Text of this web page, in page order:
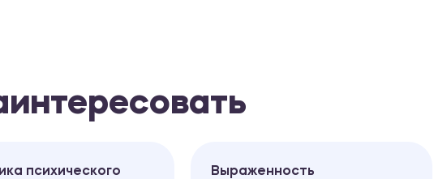
психического
Выраженность